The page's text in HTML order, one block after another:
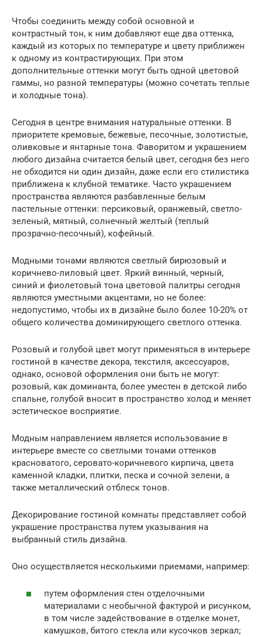
Чтобы соединить между собой основной и
контрастный тон, к ним добавляют еще два оттенка,
каждый из которых по температуре и цвету приближен
к одному из контрастирующих. При этом
дополнительные оттенки могут быть одной цветовой
гаммы, но разной температуры (можно сочетать теплые
и холодные тона).
Сегодня в центре внимания натуральные оттенки. В
приоритете кремовые, бежевые, песочные, золотистые,
оливковые и янтарные тона. Фаворитом и украшением
любого дизайна считается белый цвет, сегодня без него
не обходится ни один дизайн, даже если его стилистика
приближена к клубной тематике. Часто украшением
пространства являются разбавленные белым
пастельные оттенки: персиковый, оранжевый, светло-
зеленый, мятный, солнечный желтый (теплый
прозрачно-песочный), кофейный.
Модными тонами являются светлый бирюзовый и
коричнево-лиловый цвет. Яркий винный, черный,
синий и фиолетовый тона цветовой палитры сегодня
являются уместными акцентами, но не более:
недопустимо, чтобы их в дизайне было более 10-20% от
общего количества доминирующего светлого оттенка.
Розовый и голубой цвет могут применяться в интерьере
гостиной в качестве декора, текстиля, аксессуаров,
однако, основой оформления они быть не могут:
розовый, как доминанта, более уместен в детской либо
спальне, голубой вносит в пространство холод и меняет
эстетическое восприятие.
Модным направлением является использование в
интерьере вместе со светлыми тонами оттенков
красноватого, серовато-коричневого кирпича, цвета
каменной кладки, плитки, песка и сочной зелени, а
также металлический отблеск тонов.
Декорирование гостиной комнаты представляет собой
украшение пространства путем указывания на
выбранный стиль дизайна.
Оно осуществляется несколькими приемами, например:
путем оформления стен отделочными
материалами с необычной фактурой и рисунком,
в том числе задействование в отделке монет,
камушков, битого стекла или кусочков зеркал;